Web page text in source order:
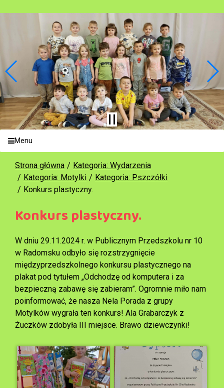
Menu
Strona główna
Kategoria: Wydarzenia
Kategoria: Motylki
Kategoria: Pszczółki
Konkurs plastyczny.
Konkurs plastyczny.
W dniu 29.11.2024 r. w Publicznym Przedszkolu nr 10
w Radomsku odbyło się rozstrzygnięcie
międzyprzedszkolnego konkursu plastycznego na
plakat pod tytułem „Odchodzę od komputera i za
bezpieczną zabawę się zabieram”. Ogromnie miło nam
poinformować, że nasza Nela Porada z grupy
Motylków wygrała ten konkurs! Ala Grabarczyk z
Żuczków zdobyła III miejsce. Brawo dziewczynki!